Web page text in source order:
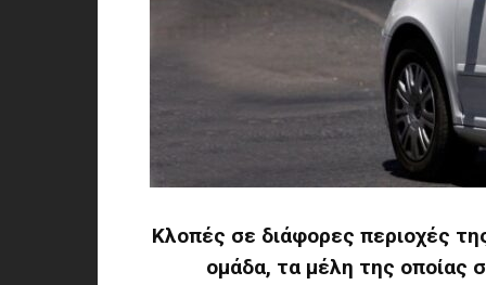
Κλοπές σε διάφορες περιοχές
ομάδα, τα μέλη της οποίας